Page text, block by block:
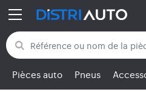
Retour aux catégories
Pièces auto Pneus